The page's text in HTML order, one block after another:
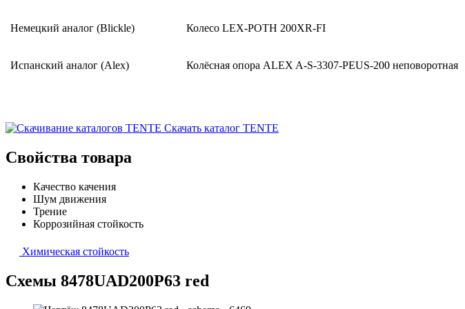
Немецкий аналог (Blickle) Колесо LEX-POTH 200XR-FI
Испанский аналог (Alex) Колёсная опора ALEX A-S-3307-PEUS-200 неповоротная
Скачать каталог TENTE
Свойства товара
Качество качения
Шум движения
Трение
Коррозийная стойкость
Химическая стойкость
Схемы 8478UAD200P63 red